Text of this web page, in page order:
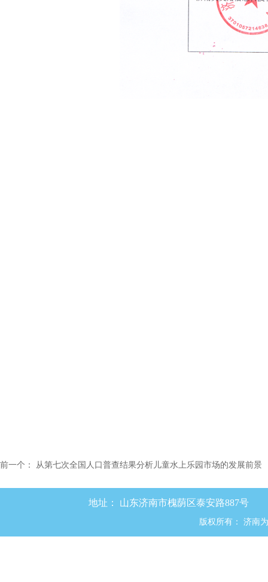
前一个： 从第七次全国人口普查结果分析儿童水上乐园市场的发展前景
地址： 山东济南市槐荫区泰安路887号
版权所有： 济南